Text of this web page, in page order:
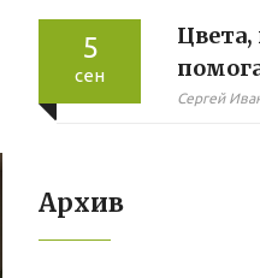
5
сен
сон:
Сергей
Архив